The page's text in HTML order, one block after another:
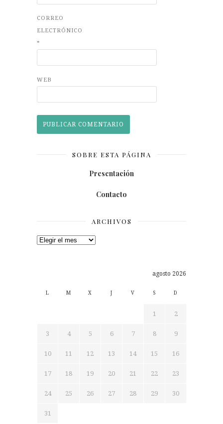
CORREO
ELECTRÓNICO
*
WEB
SOBRE ESTA PÁGINA
Presentación
Contacto
ARCHIVOS
Archivos
agosto 2026
L M X J V S D
1 2
3 4 5 6 7 8 9
10 11 12 13 14 15 16
17 18 19 20 21 22 23
24 25 26 27 28 29 30
31